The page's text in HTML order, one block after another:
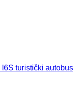
I6S turistički autobus